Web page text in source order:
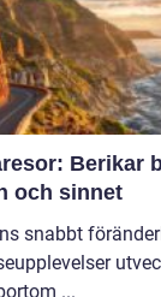
Berikar
och sinnet
snabbt
...